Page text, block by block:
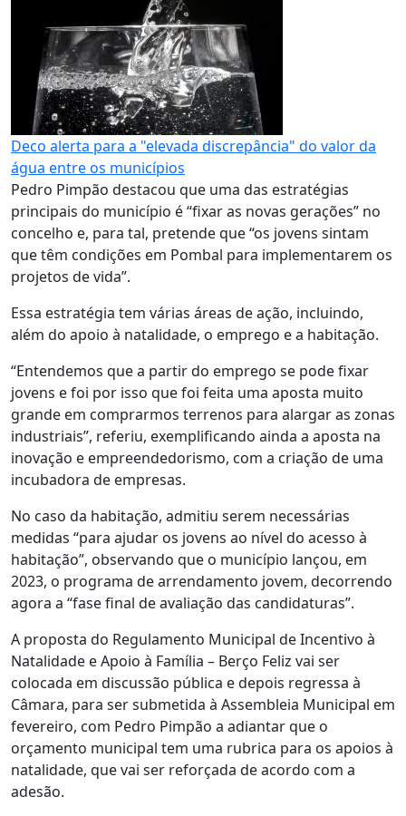
Deco alerta para a "elevada discrepância" do valor da
água entre os municípios
Pedro Pimpão destacou que uma das estratégias
principais do município é “fixar as novas gerações” no
concelho e, para tal, pretende que “os jovens sintam
que têm condições em Pombal para implementarem os
projetos de vida”.
Essa estratégia tem várias áreas de ação, incluindo,
além do apoio à natalidade, o emprego e a habitação.
“Entendemos que a partir do emprego se pode fixar
jovens e foi por isso que foi feita uma aposta muito
grande em comprarmos terrenos para alargar as zonas
industriais”, referiu, exemplificando ainda a aposta na
inovação e empreendedorismo, com a criação de uma
incubadora de empresas.
No caso da habitação, admitiu serem necessárias
medidas “para ajudar os jovens ao nível do acesso à
habitação”, observando que o município lançou, em
2023, o programa de arrendamento jovem, decorrendo
agora a “fase final de avaliação das candidaturas”.
A proposta do Regulamento Municipal de Incentivo à
Natalidade e Apoio à Família – Berço Feliz vai ser
colocada em discussão pública e depois regressa à
Câmara, para ser submetida à Assembleia Municipal em
fevereiro, com Pedro Pimpão a adiantar que o
orçamento municipal tem uma rubrica para os apoios à
natalidade, que vai ser reforçada de acordo com a
adesão.